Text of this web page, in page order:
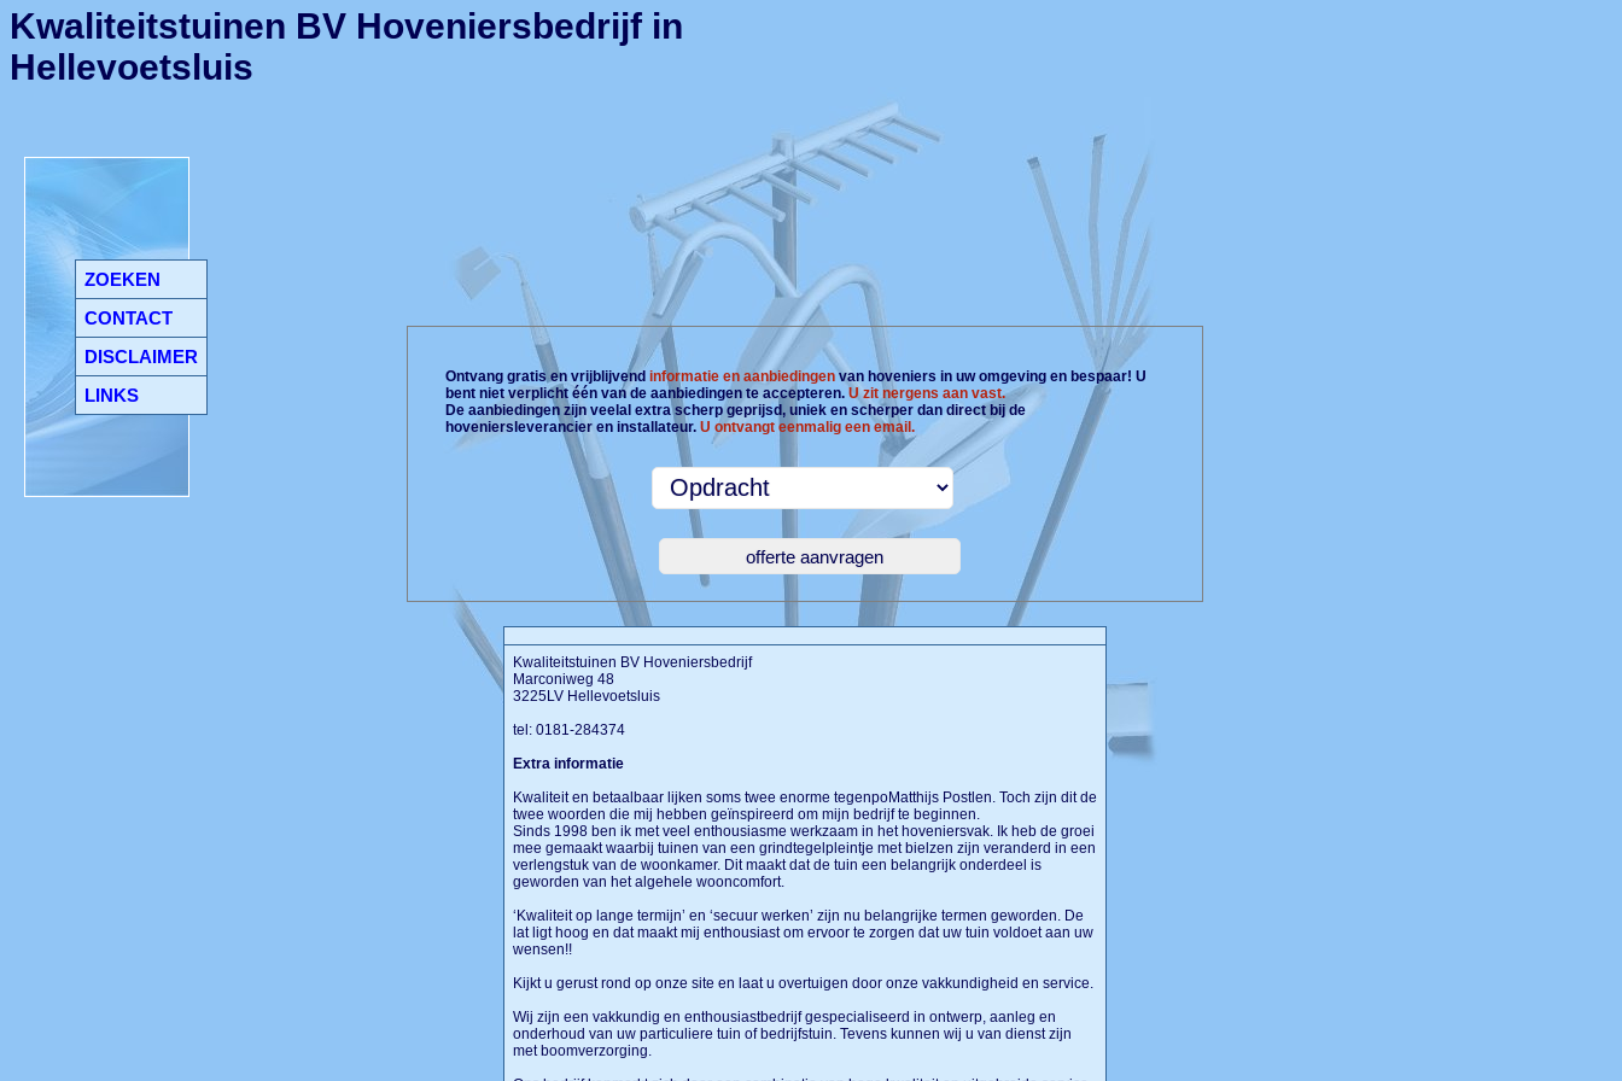
ZOEKEN
CONTACT
DISCLAIMER
LINKS
Kwaliteitstuinen BV Hoveniersbedrijf in
Hellevoetsluis
Ontvang gratis en vrijblijvend informatie en aanbiedingenvan hoveniers in uw omgeving en bespaar! U
bent niet verplicht één van de aanbiedingen te accepteren. U zit nergens aan vast.
De aanbiedingen zijn veelal extra scherp geprijsd, uniek en scherper dan direct bij de
hoveniersleverancier en installateur. U ontvangt eenmalig een email.
Kwaliteitstuinen BV Hoveniersbedrijf
Marconiweg 48
3225LV Hellevoetsluis
tel: 0181-284374
Extra informatie
Kwaliteit en betaalbaar lijken soms twee enorme tegenpoMatthijs Postlen. Toch zijn dit de
twee woorden die mij hebben geïnspireerd om mijn bedrijf te beginnen.
Sinds 1998 ben ik met veel enthousiasme werkzaam in het hoveniersvak. Ik heb de groei
mee gemaakt waarbij tuinen van een grindtegelpleintje met bielzen zijn veranderd in een
verlengstuk van de woonkamer. Dit maakt dat de tuin een belangrijk onderdeel is
geworden van het algehele wooncomfort.
‘Kwaliteit op lange termijn’ en ‘secuur werken’ zijn nu belangrijke termen geworden. De
lat ligt hoog en dat maakt mij enthousiast om ervoor te zorgen dat uw tuin voldoet aan uw
wensen!!
Kijkt u gerust rond op onze site en laat u overtuigen door onze vakkundigheid en service.
Wij zijn een vakkundig en enthousiastbedrijf gespecialiseerd in ontwerp, aanleg en
onderhoud van uw particuliere tuin of bedrijfstuin. Tevens kunnen wij u van dienst zijn
met boomverzorging.